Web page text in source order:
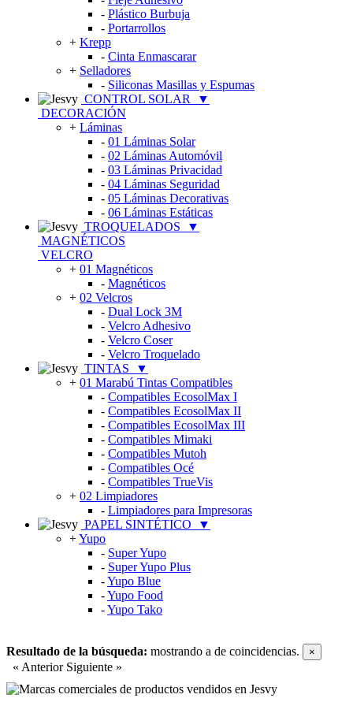
- Plástico Burbuja
- Portarrollos
+ Krepp
- Cinta Enmascarar
+ Selladores
- Siliconas Masillas y Espumas
CONTROL SOLAR
▼
DECORACIÓN
+ Láminas
- 01 Láminas Solar
- 02 Láminas Automóvil
- 03 Láminas Privacidad
- 04 Láminas Seguridad
- 05 Láminas Decorativas
- 06 Láminas Estáticas
TROQUELADOS
▼
MAGNÉTICOS
VELCRO
+ 01 Magnéticos
- Magnéticos
+ 02 Velcros
- Dual Lock 3M
- Velcro Adhesivo
- Velcro Coser
- Velcro Troquelado
TINTAS
▼
+ 01 Marabú Tintas Compatibles
- Compatibles EcosolMax I
- Compatibles EcosolMax II
- Compatibles EcosolMax III
- Compatibles Mimaki
- Compatibles Mutoh
- Compatibles Océ
- Compatibles TrueVis
+ 02 Limpiadores
- Limpiadores para Impresoras
PAPEL SINTÉTICO
▼
+Yupo
- Super Yupo
- Super Yupo Plus
-Yupo Blue
-Yupo Food
-Yupo Tako
Resultado de la búsqueda: mostrando a de coincidencias. ×
« Anterior Siguiente »